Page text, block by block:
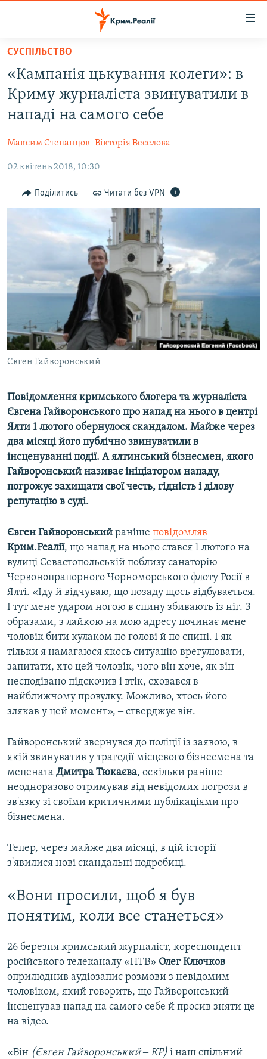
Перейти
основного
матеріалу
Перейти
до
основної
Перейти
пошуку
ВІДЕО ТА ФОТО
БЛОГИ
ПОГЛЯД
ІНТЕРВ'Ю
СПЕЦПРОЕКТИ
ВІДЕОУРОКИ «ELIFBE»
СВІДЧЕННЯ ОКУПАЦІЇ
УКРАЇНСЬКА ПРОБЛЕМА КРИМУ
ІНФОГРАФІКА
ЯК ОБІЙТИ БЛОКУВАННЯ
Русский
ДОЛУЧАЙСЯ!
Усі сайти RFE/RL
СУСПІЛЬСТВО
«Кампанія цькування колеги»: в
Криму журналіста звинуватили в
нападі на самого себе
Максим Степанцов Вікторія Веселова
02 квітень 2018, 10:30
Поділитись Читати без VPN
Євген Гайворонський
Повідомлення кримського блогера та журналіста
Євгена Гайворонського про напад на нього в центрі
Ялти 1 лютого обернулося скандалом. Майже через
два місяці його публічно звинуватили в
інсценуванні події. А ялтинський бізнесмен, якого
Гайворонський називає ініціатором нападу,
погрожує захищати свої честь, гідність і ділову
репутацію в суді.
Євген Гайворонський раніше повідомляв
Крим.Реалії, що напад на нього стався 1 лютого на
вулиці Севастопольській поблизу санаторію
Червонопрапорного Чорноморського флоту Росії в
Ялті. «Іду й відчуваю, що позаду щось відбувається.
І тут мене ударом ногою в спину збивають із ніг. З
образами, з лайкою на мою адресу починає мене
чоловік бити кулаком по голові й по спині. І як
тільки я намагаюся якось ситуацію врегулювати,
запитати, хто цей чоловік, чого він хоче, як він
несподівано підскочив і втік, сховався в
найближчому провулку. Можливо, хтось його
злякав у цей момент», ‒ стверджує він.
Гайворонський звернувся до поліції із заявою, в
якій звинуватив у трагедії місцевого бізнесмена та
мецената Дмитра Тюкаєва, оскільки раніше
неодноразово отримував від невідомих погрози в
зв'язку зі своїми критичними публікаціями про
бізнесмена.
Тепер, через майже два місяці, в цій історії
з'явилися нові скандальні подробиці.
«Вони просили, щоб я був
понятим, коли все станеться»
26 березня кримський журналіст, кореспондент
російського телеканалу «НТВ» Олег Ключков
оприлюднив аудіозапис розмови з невідомим
чоловіком, який говорить, що Гайворонський
інсценував напад на самого себе й просив зняти це
на відео.
«Він (Євген Гайворонський ‒ КР) і наш спільний